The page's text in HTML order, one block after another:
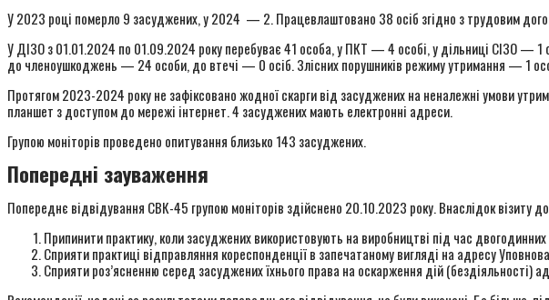
У 2023 році померло 9 засуджених, у 2024 — 2. Працевлаштовано 38 осіб згідно з трудовим
У ДІЗО з 01.01.2024 по 01.09.2024 року перебуває 41 особа, у ПКТ — 4 особі, у дільниці СІЗО — 1
до членоушкоджень — 24 особи, до втечі — 0 осіб. Злісних порушників режиму утримання — 1
Протягом 2023-2024 року не зафіксовано жодної скарги від засуджених на неналежні умови
планшет з доступом до мережі інтернет. 4 засуджених мають електронні адреси.
Групою моніторів проведено опитування близько 143 засуджених.
Попередні зауваження
Попереднє відвідування CВК-45 групою моніторів здійснено 20.10.2023 року. Внаслідок візиту
Припинити практику, коли засуджених використовують на виробництві під час
Сприяти практиці відправляння кореспонденції в запечатаному вигляді на адресу
Сприяти роз’ясненню серед засуджених їхнього права на оскарження дій (бездіяльності)